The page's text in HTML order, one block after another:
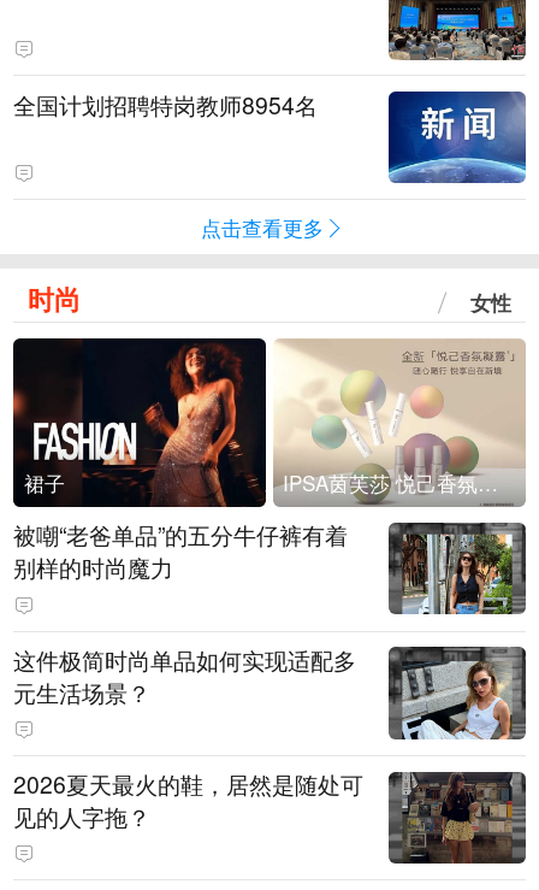
全国计划招聘特岗教师8954名
点击查看更多
时尚 女性
裙子 IPSA茵芙莎 悦己香氛凝露上市
被嘲“老爸单品”的五分牛仔裤有着
别样的时尚魔力
这件极简时尚单品如何实现适配多
元生活场景？
2026夏天最火的鞋，居然是随处可
见的人字拖？